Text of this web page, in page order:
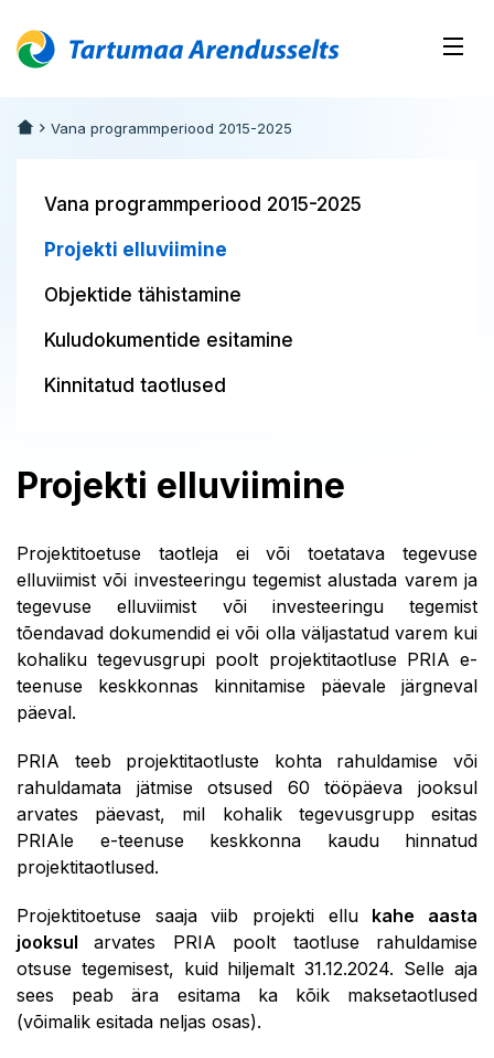
Vana programmperiood 2015-2025
Vana programmperiood 2015-2025
Projekti elluviimine
Objektide tähistamine
Kuludokumentide esitamine
Kinnitatud taotlused
Projekti elluviimine
Projektitoetuse taotleja ei või toetatava tegevuse
elluviimist või investeeringu tegemist alustada varem ja
tegevuse elluviimist või investeeringu tegemist
tõendavad dokumendid ei või olla väljastatud varem kui
kohaliku tegevusgrupi poolt projektitaotluse PRIA e-
teenuse keskkonnas kinnitamise päevale järgneval
päeval.
PRIA teeb projektitaotluste kohta rahuldamise või
rahuldamata jätmise otsused 60 tööpäeva jooksul
arvates päevast, mil kohalik tegevusgrupp esitas
PRIAle e-teenuse keskkonna kaudu hinnatud
projektitaotlused.
Projektitoetuse saaja viib projekti ellu kahe aasta
jooksularvates PRIA poolt taotluse rahuldamise
otsuse tegemisest, kuid hiljemalt 31.12.2024. Selle aja
sees peab ära esitama ka kõik maksetaotlused
(võimalik esitada neljas osas).